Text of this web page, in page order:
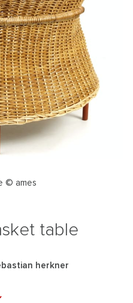
© ames
table
herkner